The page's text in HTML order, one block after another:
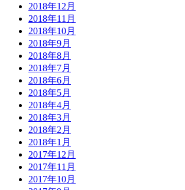
2018年12月
2018年11月
2018年10月
2018年9月
2018年8月
2018年7月
2018年6月
2018年5月
2018年4月
2018年3月
2018年2月
2018年1月
2017年12月
2017年11月
2017年10月